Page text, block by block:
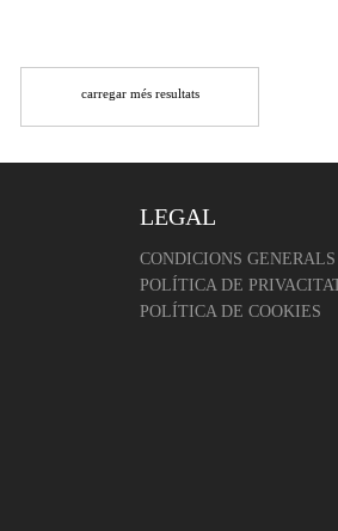
carregar més resultats
LEGAL
CONDICIONS GENERALS
POLÍTICA DE
POLÍTICA DE COOKIES